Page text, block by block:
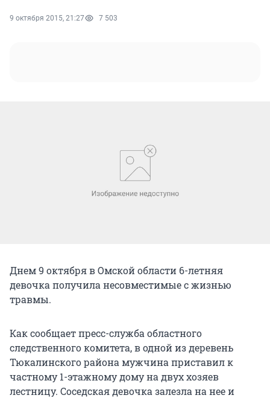
9 октября 2015, 21:27 7 503
Днем 9 октября в Омской области 6-летняя
девочка получила несовместимые с жизнью
травмы.
Как сообщает пресс-служба областного
следственного комитета, в одной из деревень
Тюкалинского района мужчина приставил к
частному 1-этажному дому на двух хозяев
лестницу. Соседская девочка залезла на нее и